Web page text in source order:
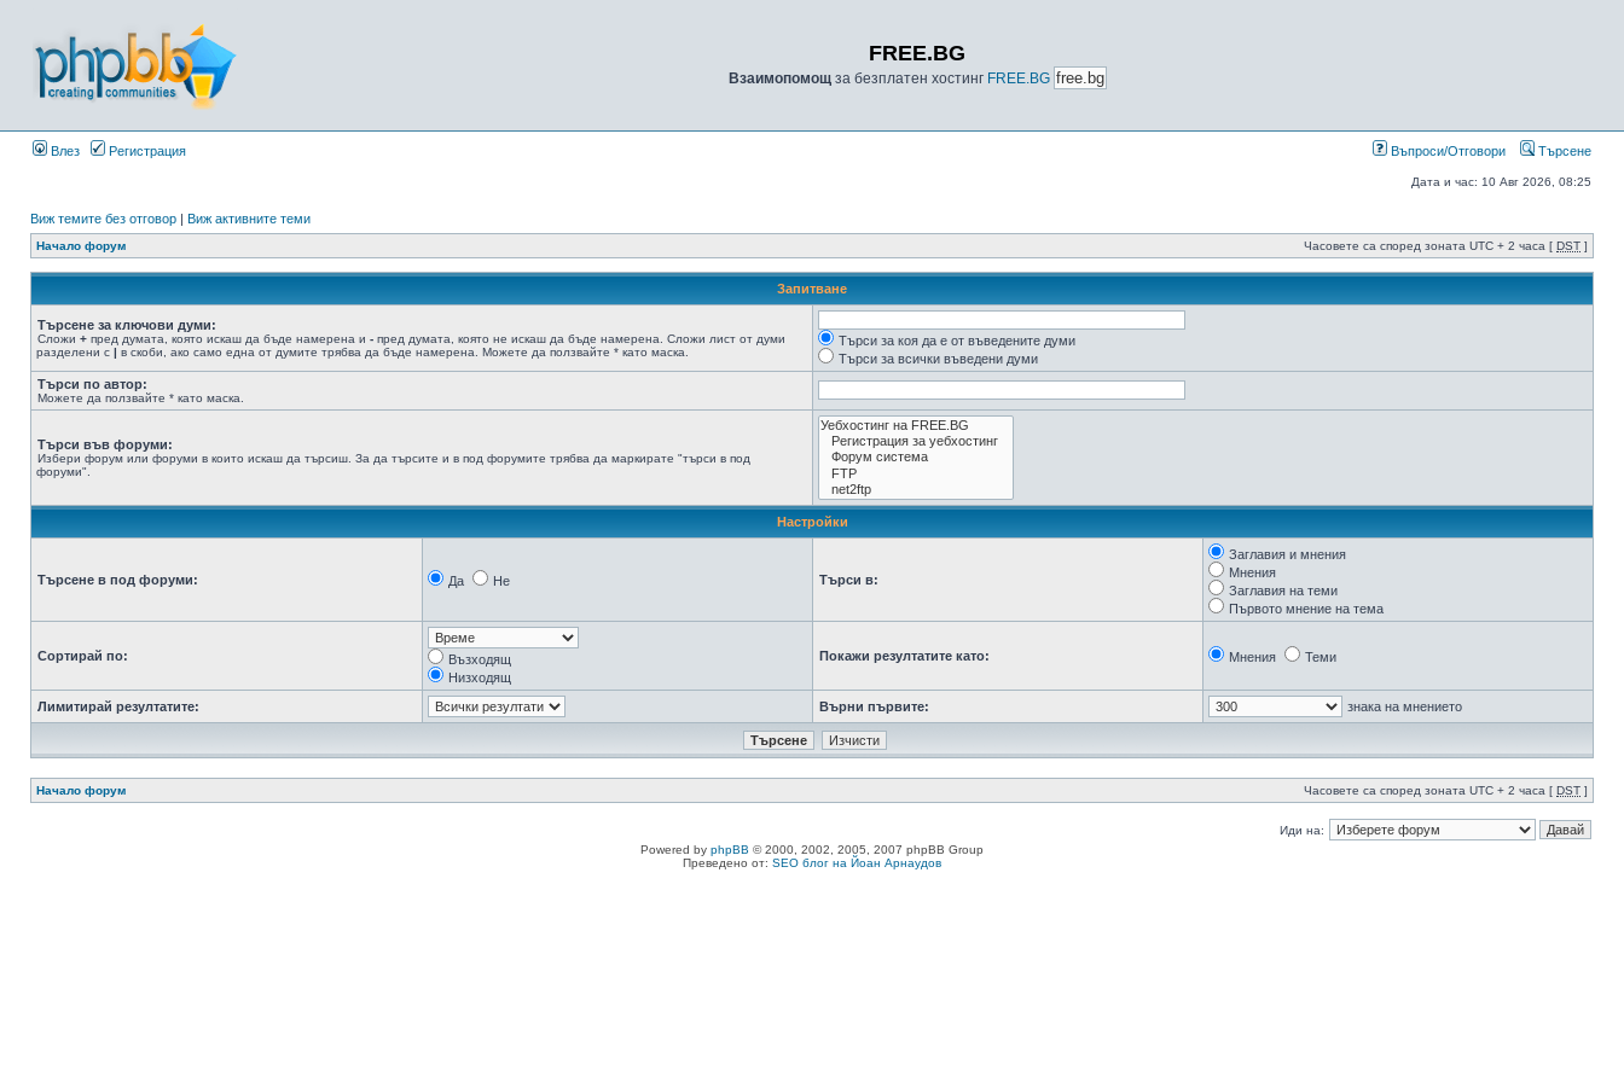
FREE.BG
Взаимопомощза безплатен хостинг FREE.BG
Влез Регистрация Въпроси/Отговори Търсене
Дата и час: 10 Авг 2026, 08:25
Виж темите без отговор | Виж активните теми
Начало форум Часовете са според зоната UTC + 2 часа [ DST ]
Запитване
Търсене за ключови думи:
Сложи + пред думата, която искаш да бъде намерена и - пред думата, която не искаш да бъде намерена. Сложи лист от думи
разделени с | в скоби, ако само една от думите трябва да бъде намерена. Можете да ползвайте * като маска.
Търси за коя да е от въведените думи
Търси за всички въведени думи
Търси по автор:
Можете да ползвайте * като маска.
Търси във форуми:
Избери форум или форуми в които искаш да търсиш. За да търсите и в под форумите трябва да маркирате "търси в под
форуми".
Настройки
Търсене в под форуми: Да Не Търси в:
Заглавия и мнения
Мнения
Заглавия на теми
Първото мнение на тема
Сортирай по:
Възходящ
Низходящ
Покажи резултатите като: Мнения Теми
Лимитирай резултатите: Върни първите: знака на мнението
Начало форум Часовете са според зоната UTC + 2 часа [ DST ]
Иди на:
Powered by phpBB © 2000, 2002, 2005, 2007 phpBB Group
Преведено от: SEO блог на Йоан Арнаудов